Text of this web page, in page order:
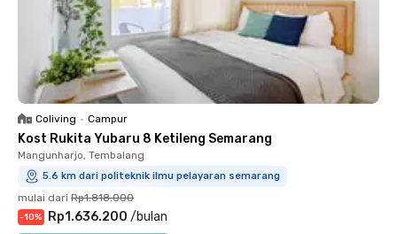
Coliving • Campur
Kost Rukita Yubaru 8 Ketileng Semarang
Mangunharjo, Tembalang
5.6 km dari politeknik ilmu pelayaran semarang
mulai dari Rp1.818.000
-10% Rp1.636.200 /bulan